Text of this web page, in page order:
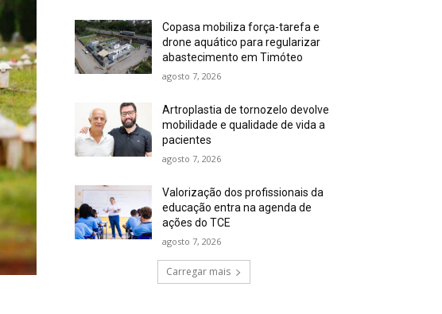
Copasa mobiliza força-tarefa e
drone aquático para regularizar
abastecimento em Timóteo
agosto 7, 2026
Artroplastia de tornozelo devolve
mobilidade e qualidade de vida a
pacientes
agosto 7, 2026
Valorização dos profissionais da
educação entra na agenda de
ações do TCE
agosto 7, 2026
Carregar mais